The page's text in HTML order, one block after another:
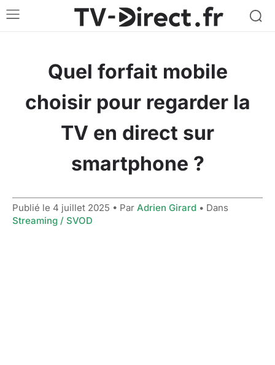
Quel forfait mobile
choisir pour regarder la
TV en direct sur
smartphone ?
Publié le 4 juillet 2025 • Par Adrien Girard • Dans
Streaming / SVOD